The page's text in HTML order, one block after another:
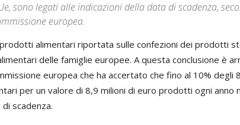
sono legati alle indicazioni della data di scadenza,
europea.
alimentari riportata sulle confezioni dei prodotti
delle famiglie europee. A questa conclusione è
europea che ha accertato che fino al 10% degli
per un valore di 8,9 milioni di euro prodotti ogni anno
scadenza.